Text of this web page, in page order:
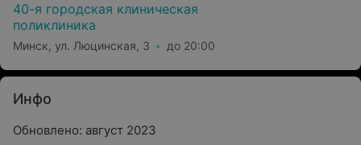
40-я городская клиническая
поликлиника
Минск, ул. Люцинская, 3 до 20:00
Инфо
Обновлено: август 2023